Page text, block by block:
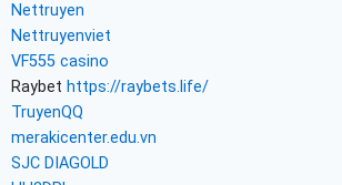
Nettruyen
Nettruyenviet
VF555 casino
Raybet https://raybets.life/
TruyenQQ
merakicenter.edu.vn
SJC DIAGOLD